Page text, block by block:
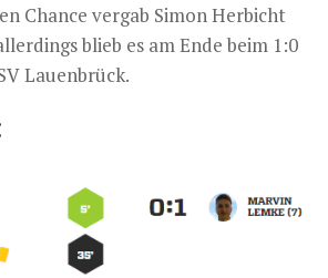
Chance vergab Simon Herbicht
blieb es am Ende beim 1:0
Lauenbrück.